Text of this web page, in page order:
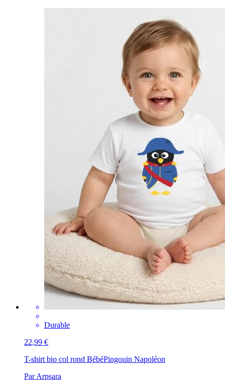
Durable
22,99 €
T-shirt bio col rond BébéPingouin Napoléon
Par Arpsara